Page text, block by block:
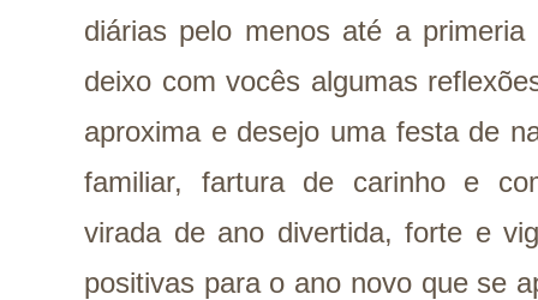
diárias pelo menos até a
deixo com vocês algumas
aproxima e desejo uma festa de
familiar, fartura de carinho e
virada de ano divertida, forte e
positivas para o ano novo que se